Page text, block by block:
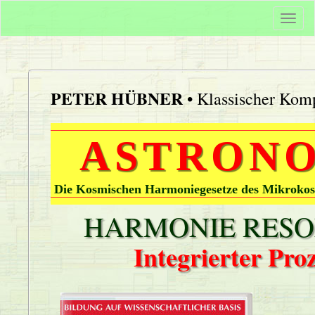
PETER HÜBNER• Klassischer
Die Kosmischen Harmoniegesetze des
HARMONIE
Integrierter